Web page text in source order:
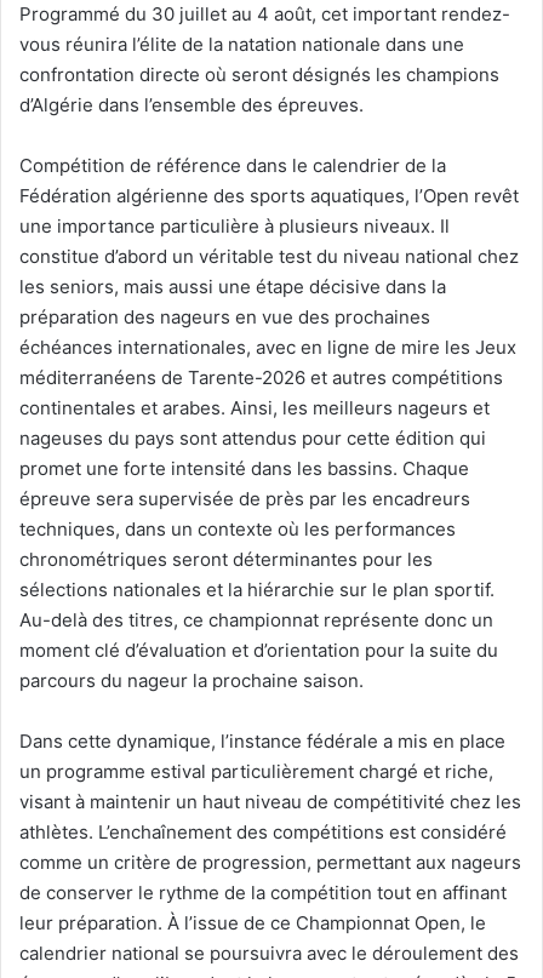
Programmé du 30 juillet au 4 août, cet important rendez-
vous réunira l’élite de la natation nationale dans une
confrontation directe où seront désignés les champions
d’Algérie dans l’ensemble des épreuves.
Compétition de référence dans le calendrier de la
Fédération algérienne des sports aquatiques, l’Open revêt
une importance particulière à plusieurs niveaux. Il
constitue d’abord un véritable test du niveau national chez
les seniors, mais aussi une étape décisive dans la
préparation des nageurs en vue des prochaines
échéances internationales, avec en ligne de mire les Jeux
méditerranéens de Tarente-2026 et autres compétitions
continentales et arabes. Ainsi, les meilleurs nageurs et
nageuses du pays sont attendus pour cette édition qui
promet une forte intensité dans les bassins. Chaque
épreuve sera supervisée de près par les encadreurs
techniques, dans un contexte où les performances
chronométriques seront déterminantes pour les
sélections nationales et la hiérarchie sur le plan sportif.
Au-delà des titres, ce championnat représente donc un
moment clé d’évaluation et d’orientation pour la suite du
parcours du nageur la prochaine saison.
Dans cette dynamique, l’instance fédérale a mis en place
un programme estival particulièrement chargé et riche,
visant à maintenir un haut niveau de compétitivité chez les
athlètes. L’enchaînement des compétitions est considéré
comme un critère de progression, permettant aux nageurs
de conserver le rythme de la compétition tout en affinant
leur préparation. À l’issue de ce Championnat Open, le
calendrier national se poursuivra avec le déroulement des